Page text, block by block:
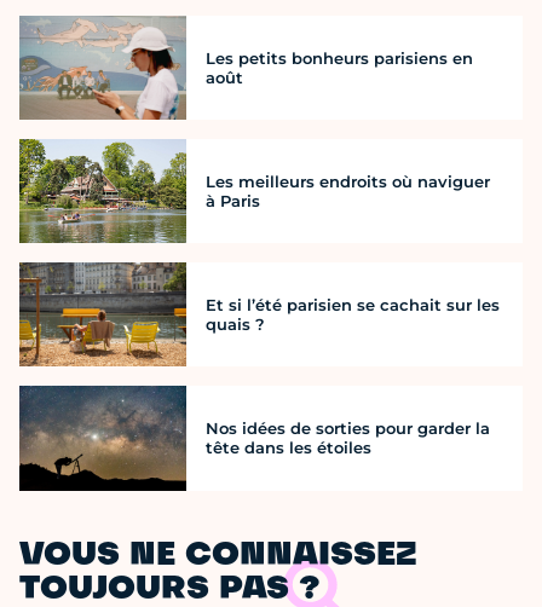
Les petits bonheurs parisiens en
août
Les meilleurs endroits où naviguer
à Paris
Et si l’été parisien se cachait sur les
quais ?
Nos idées de sorties pour garder la
tête dans les étoiles
VOUS NE CONNAISSEZ
TOUJOURS PAS ?